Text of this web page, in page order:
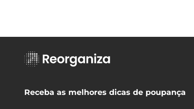
Receba as melhores dicas de poupança